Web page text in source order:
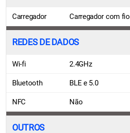
Carregador Carregador com fio
REDES DE DADOS
Wi-fi 2.4GHz
Bluetooth BLE e 5.0
NFC Não
OUTROS